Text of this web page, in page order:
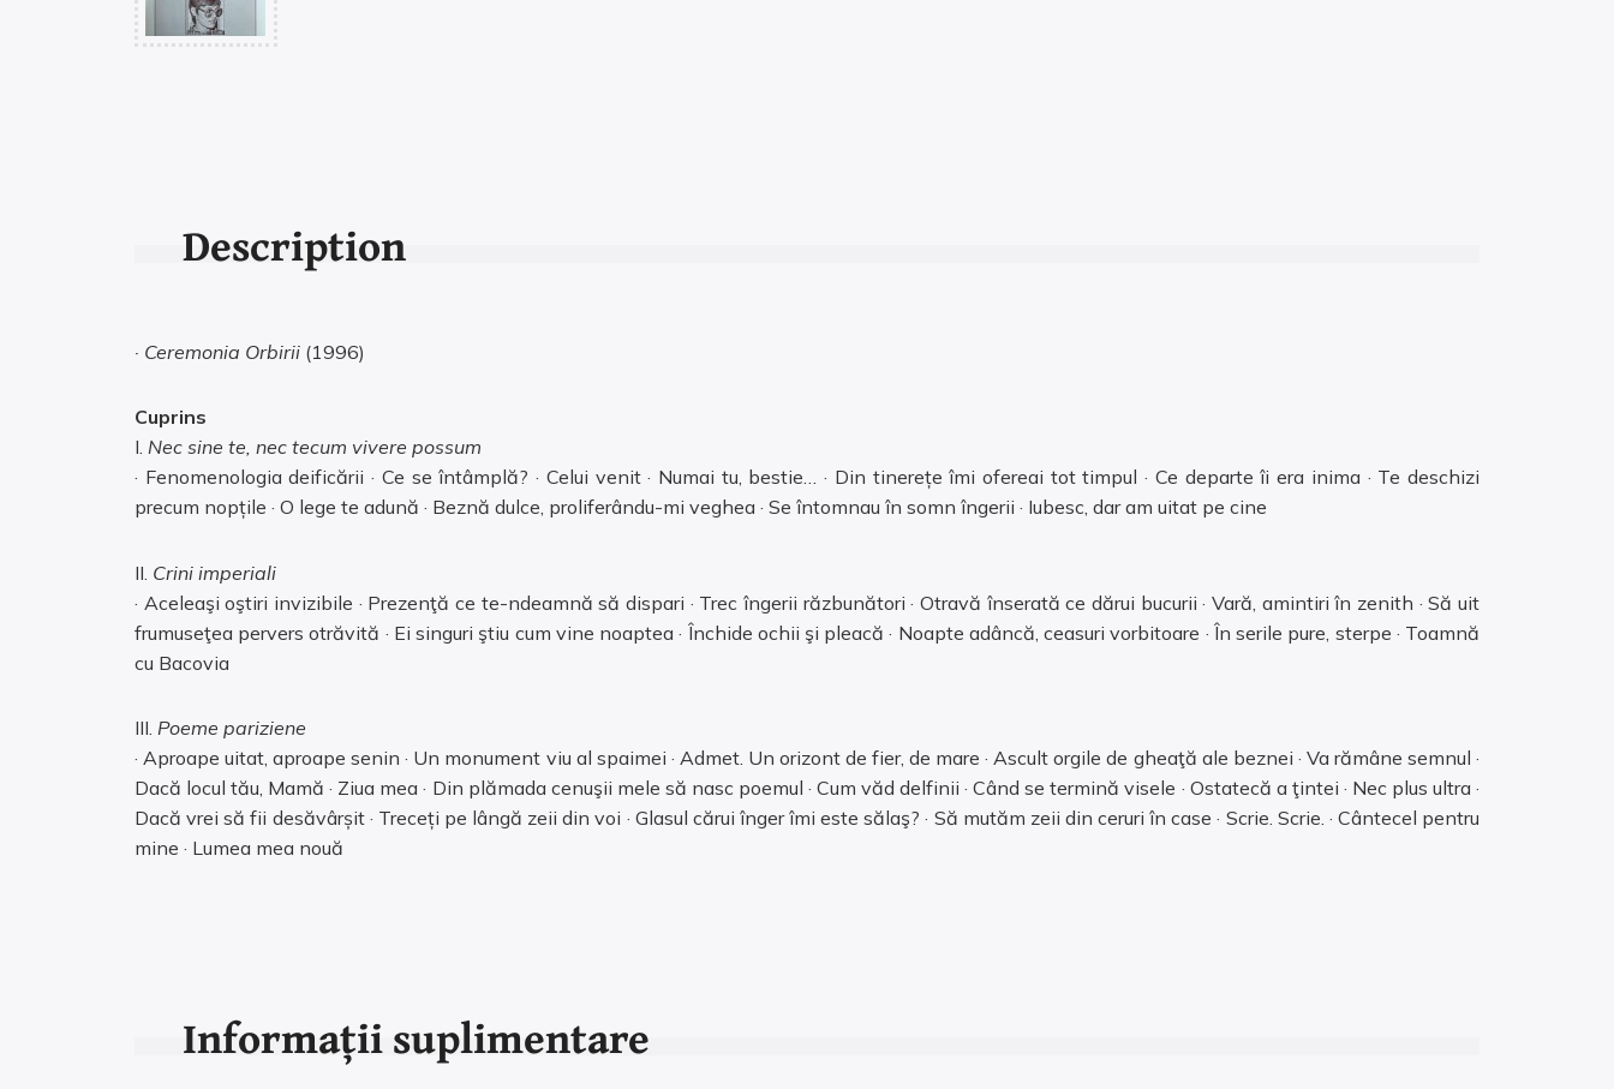
Description
· Ceremonia Orbirii (1996)
Cuprins
I. Nec sine te, nec tecum vivere possum
· Fenomenologia deificării · Ce se întâmplă? · Celui venit · Numai tu, bestie… · Din tinerețe îmi ofereai tot timpul · Ce departe îi era inima · Te deschizi
precum nopțile · O lege te adună · Beznă dulce, proliferându-mi veghea · Se întomnau în somn îngerii · Iubesc, dar am uitat pe cine
II. Crini imperiali
· Aceleaşi oştiri invizibile · Prezenţă ce te-ndeamnă să dispari · Trec îngerii răzbunători · Otravă înserată ce dărui bucurii · Vară, amintiri în zenith · Să uit
frumuseţea pervers otrăvită · Ei singuri ştiu cum vine noaptea · Închide ochii şi pleacă · Noapte adâncă, ceasuri vorbitoare · În serile pure, sterpe · Toamnă
cu Bacovia
III. Poeme pariziene
· Aproape uitat, aproape senin · Un monument viu al spaimei · Admet. Un orizont de fier, de mare · Ascult orgile de gheaţă ale beznei · Va rămâne semnul ·
Dacă locul tău, Mamă · Ziua mea · Din plămada cenuşii mele să nasc poemul · Cum văd delfinii · Când se termină visele · Ostatecă a ţintei · Nec plus ultra ·
Dacă vrei să fii desăvârșit · Treceți pe lângă zeii din voi · Glasul cărui înger îmi este sălaş? · Să mutăm zeii din ceruri în case · Scrie. Scrie. · Cântecel pentru
mine · Lumea mea nouă
Informații suplimentare